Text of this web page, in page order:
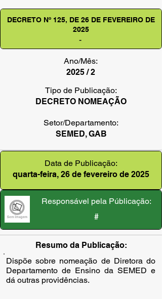
DECRETO Nº 125, DE 26 DE FEVEREIRO DE
2025
-
Ano/Mês:
2025 / 2
Tipo de Publicação:
DECRETO NOMEAÇÃO
Setor/Departamento:
SEMED, GAB
Data de Publicação:
quarta-feira, 26 de fevereiro de 2025
Responsável pela Públicação:
#
Resumo da Publicação:
Dispõe sobre nomeação de Diretora do
Departamento de Ensino da SEMED e
dá outras providências.